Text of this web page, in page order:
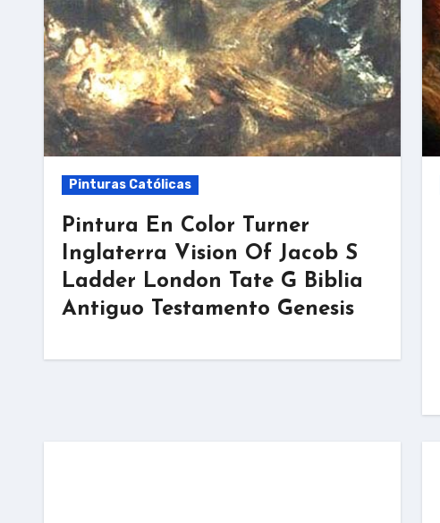
Pinturas Católicas
Pintura En Color Turner
Inglaterra Vision Of Jacob S
Ladder London Tate G Biblia
Antiguo Testamento Genesis